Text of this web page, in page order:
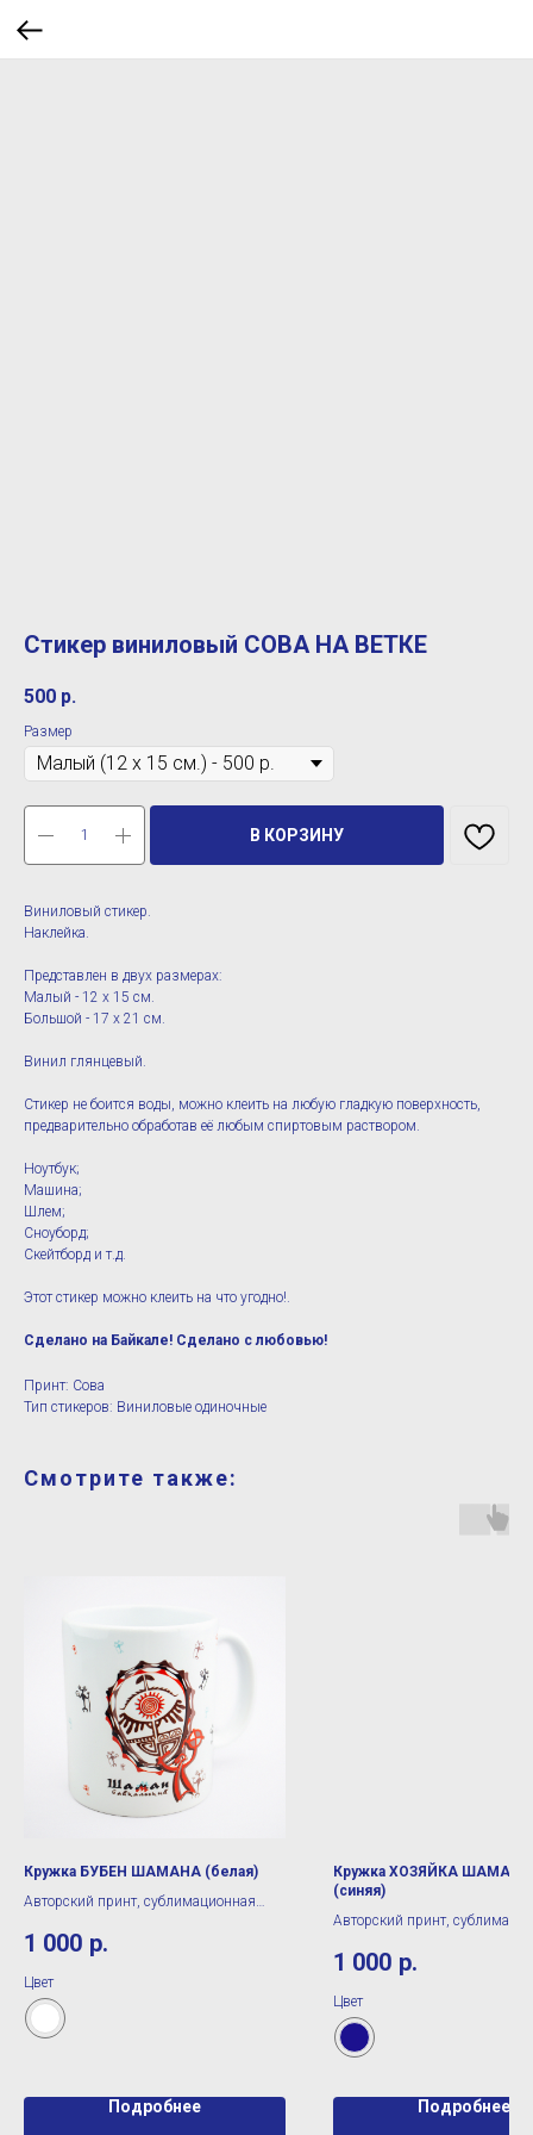
Стикер виниловый СОВА НА ВЕТКЕ
500 р.
Размер
В КОРЗИНУ
Виниловый стикер.
Наклейка.
Представлен в двух размерах:
Малый - 12 х 15 см.
Большой - 17 х 21 см.
Винил глянцевый.
Стикер не боится воды, можно клеить на любую гладкую поверхность,
предварительно обработав её любым спиртовым раствором.
Ноутбук;
Машина;
Шлем;
Сноуборд;
Скейтборд и т.д.
Этот стикер можно клеить на что угодно!.
Сделано на Байкале! Сделано с любовью!
Принт: Сова
Тип стикеров: Виниловые одиночные
Смотрите также:
Кружка БУБЕН ШАМАНА (белая)
Авторский принт, сублимационная
1 000 р.
Цвет
Подробнее
Кружка ХОЗЯЙКА
(синяя)
Авторский принт,
1 000 р.
Цвет
Подробнее